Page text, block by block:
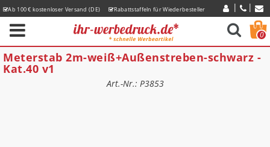
Ab 100 € kostenloser Versand (DE)
Rabattstaffeln für Wiederbesteller
0
Meterstab 2m-weiß+Außenstreben-schwarz -
Kat.40 v1
Art.-Nr.: P3853